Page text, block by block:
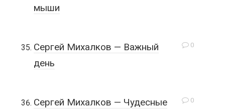
мыши
0
Сергей Михалков — Важный
день
0
Сергей Михалков — Чудесные